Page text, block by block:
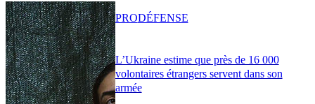
L’Ukraine estime que près de 16 000
volontaires étrangers servent dans son
armée
PRODÉFENSE